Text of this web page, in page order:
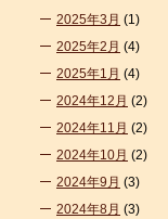
2025年3月 (1)
2025年2月 (4)
2025年1月 (4)
2024年12月 (2)
2024年11月 (2)
2024年10月 (2)
2024年9月 (3)
2024年8月 (3)